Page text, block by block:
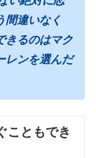
間違いなく
きるのはマク
レンを選んだ
こともでき